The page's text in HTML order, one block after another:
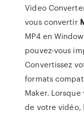
Video
vous convertir
MP4 en
pouvez-vous
Convertissez
formats
Maker.
de votre vidéo,